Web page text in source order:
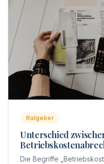
Ratgeber
Unterschied
Die Begriffe